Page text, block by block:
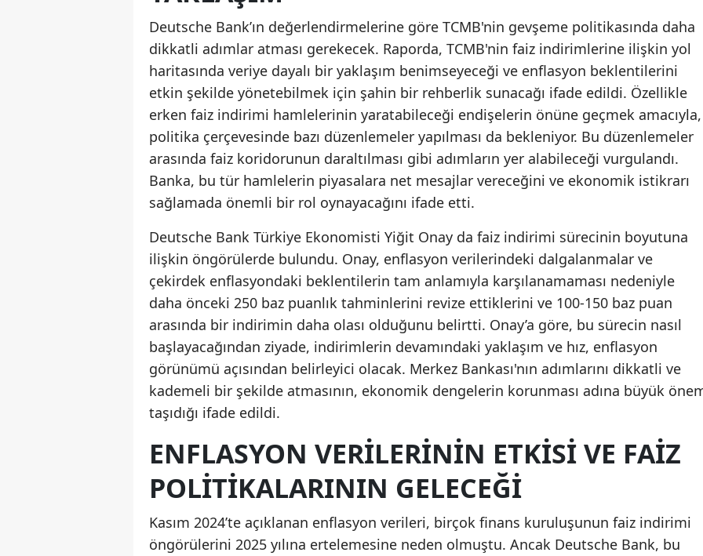
Malatya
Kahramanmaraş
Mardin
Muğla
Nevşehir
Niğde
Ordu
Rize
Sakarya
Sinop
Sivas
Tekirdağ
Deutsche Bank’ın değerlendirmelerine göre TCMB'nin gevşeme politikasında daha
dikkatli adımlar atması gerekecek. Raporda, TCMB'nin faiz indirimlerine ilişkin yol
haritasında veriye dayalı bir yaklaşım benimseyeceği ve enflasyon beklentilerini
etkin şekilde yönetebilmek için şahin bir rehberlik sunacağı ifade edildi. Özellikle
erken faiz indirimi hamlelerinin yaratabileceği endişelerin önüne geçmek amacıyla,
politika çerçevesinde bazı düzenlemeler yapılması da bekleniyor. Bu düzenlemeler
arasında faiz koridorunun daraltılması gibi adımların yer alabileceği vurgulandı.
Banka, bu tür hamlelerin piyasalara net mesajlar vereceğini ve ekonomik istikrarı
sağlamada önemli bir rol oynayacağını ifade etti.
Deutsche Bank Türkiye Ekonomisti Yiğit Onay da faiz indirimi sürecinin boyutuna
ilişkin öngörülerde bulundu. Onay, enflasyon verilerindeki dalgalanmalar ve
çekirdek enflasyondaki beklentilerin tam anlamıyla karşılanamaması nedeniyle
daha önceki 250 baz puanlık tahminlerini revize ettiklerini ve 100-150 baz puan
arasında bir indirimin daha olası olduğunu belirtti. Onay’a göre, bu sürecin nasıl
başlayacağından ziyade, indirimlerin devamındaki yaklaşım ve hız, enflasyon
görünümü açısından belirleyici olacak. Merkez Bankası'nın adımlarını dikkatli ve
kademeli bir şekilde atmasının, ekonomik dengelerin korunması adına büyük
taşıdığı ifade edildi.
ENFLASYON VERILERININ ETKISI VE FAIZ
POLITIKALARININ GELECEĞI
Kasım 2024’te açıklanan enflasyon verileri, birçok finans kuruluşunun faiz indirimi
öngörülerini 2025 yılına ertelemesine neden olmuştu. Ancak Deutsche Bank, bu